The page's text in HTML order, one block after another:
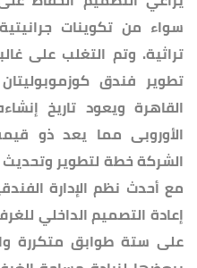
سواء من تكوينات
تراثية. وتم التغلب على
تطوير فندق
الأوروبى مما يعد ذو
الشركة خطة لتطوير
مع أحدث نظم الإدارة
إعادة التصميم الداخلي
على ستة طوابق متكررة